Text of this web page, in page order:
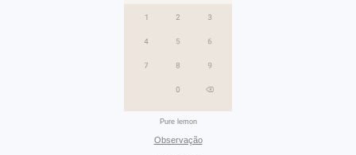
Pure lemon
Observação